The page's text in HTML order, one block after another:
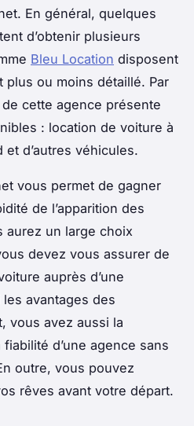
En général, quelques
d’obtenir plusieurs
Bleu Location disposent
plus ou moins détaillé. Par
cette agence présente
: location de voiture à
d’autres véhicules.
vous permet de gagner
de l’apparition des
aurez un large choix
devez vous assurer de
auprès d’une
avantages des
vous avez aussi la
d’une agence sans
outre, vous pouvez
rêves avant votre départ.